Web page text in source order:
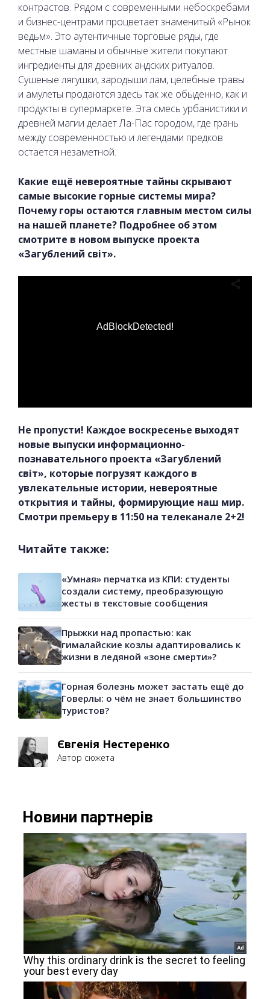
контрастов. Рядом с современными небоскребами
и бизнес-центрами процветает знаменитый «Рынок
ведьм». Это аутентичные торговые ряды, где
местные шаманы и обычные жители покупают
ингредиенты для древних андских ритуалов.
Сушеные лягушки, зародыши лам, целебные травы
и амулеты продаются здесь так же обыденно, как и
продукты в супермаркете. Эта смесь урбанистики и
древней магии делает Ла-Пас городом, где грань
между современностью и легендами предков
остается незаметной.
Какие ещё невероятные тайны скрывают
самые высокие горные системы мира?
Почему горы остаются главным местом силы
на нашей планете? Подробнее об этом
смотрите в новом выпуске проекта
«Загублений світ».
AdBlockDetected!
Не пропусти! Каждое воскресенье выходят
новые выпуски информационно-
познавательного проекта «Загублений
світ», которые погрузят каждого в
увлекательные истории, невероятные
открытия и тайны, формирующие наш мир.
Смотри премьеру в 11:50 на телеканале 2+2!
Читайте также:
«Умная» перчатка из КПИ: студенты
создали систему, преобразующую
жесты в текстовые сообщения
Прыжки над пропастью: как
гималайские козлы адаптировались к
жизни в ледяной «зоне смерти»?
Горная болезнь может застать ещё до
Говерлы: о чём не знает большинство
туристов?
Євгенія Нестеренко
Автор сюжета